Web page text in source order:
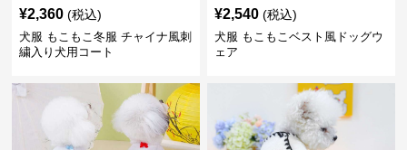
¥2,360 (税込)
犬服 もこもこ冬服 チャイナ風刺
繍入り犬用コート
¥2,540 (税込)
犬服 もこもこベスト風ドッグウ
ェア